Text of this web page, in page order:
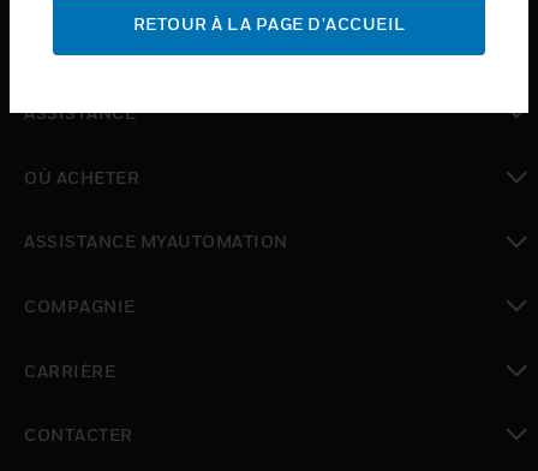
INDUSTRIES
ASSISTANCE
OÙ ACHETER
ASSISTANCE MYAUTOMATION
COMPAGNIE
CARRIÈRE
CONTACTER
RETOUR À LA PAGE D'ACCUEIL